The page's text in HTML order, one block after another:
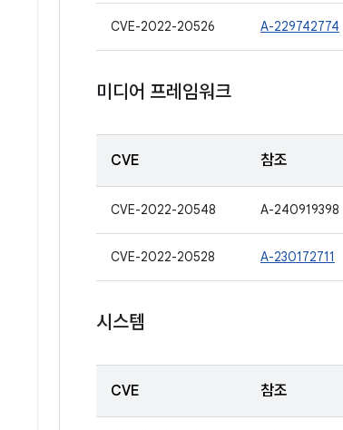
CVE-2022-20526 A-229742774
미디어 프레임워크
CVE 참조
CVE-2022-20548 A-240919398
CVE-2022-20528 A-230172711
시스템
CVE 참조